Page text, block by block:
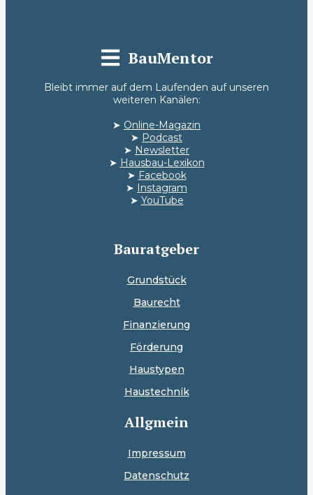
BauMentor
Bleibt immer auf dem Laufenden auf unseren
weiteren Kanälen:
➤ Online-Magazin
➤ Podcast
➤ Newsletter
➤ Hausbau-Lexikon
➤ Facebook
➤
Instagram
➤ YouTube
Bauratgeber
Grundstück
Baurecht
Finanzierung
Förderung
Haustypen
Haustechnik
Allgmein
Impressum
Datenschutz